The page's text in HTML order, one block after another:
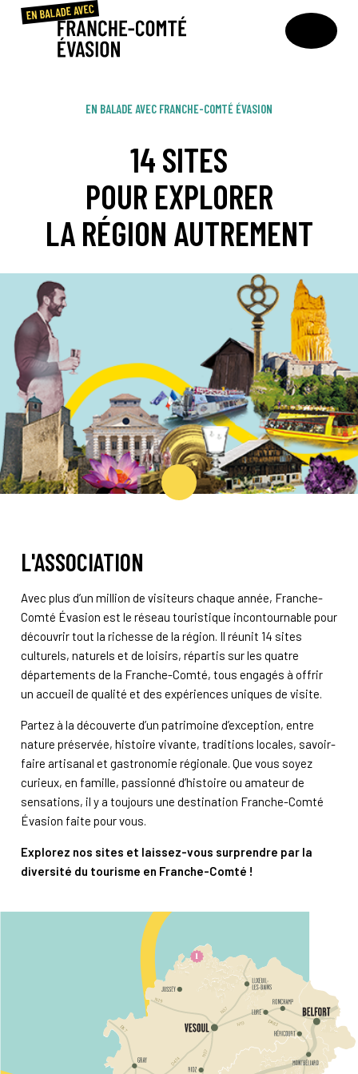
EN BALADE AVEC FRANCHE-COMTÉ ÉVASION
14 SITES
POUR EXPLORER
LA RÉGION AUTREMENT
L'ASSOCIATION
Avec plus d’un million de visiteurs chaque année, Franche-
Comté Évasion est le réseau touristique incontournable pour
découvrir tout la richesse de la région. Il réunit 14 sites
culturels, naturels et de loisirs, répartis sur les quatre
départements de la Franche-Comté, tous engagés à offrir
un accueil de qualité et des expériences uniques de visite.
Partez à la découverte d’un patrimoine d’exception, entre
nature préservée, histoire vivante, traditions locales, savoir-
faire artisanal et gastronomie régionale. Que vous soyez
curieux, en famille, passionné d’histoire ou amateur de
sensations, il y a toujours une destination Franche-Comté
Évasion faite pour vous.
Explorez nos sites et laissez-vous surprendre par la
diversité du tourisme en Franche-Comté !
D483
N19
D
67